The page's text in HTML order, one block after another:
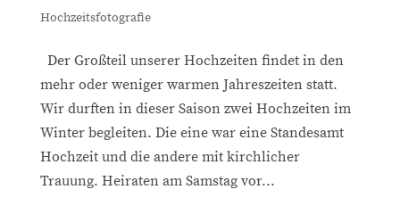
Hochzeitsfotografie
Der Großteil unserer Hochzeiten findet in den
mehr oder weniger warmen Jahreszeiten statt.
Wir durften in dieser Saison zwei Hochzeiten im
Winter begleiten. Die eine war eine Standesamt
Hochzeit und die andere mit kirchlicher
Trauung. Heiraten am Samstag vor...